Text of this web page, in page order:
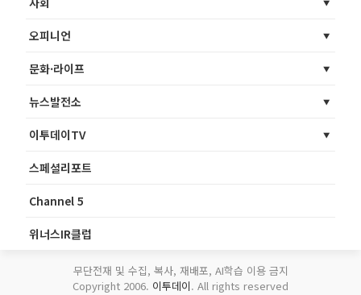
오피니언
문화·라이프
뉴스발전소
이투데이TV
스페셜리포트
Channel 5
위너스IR클럽
무단전재 및 수집, 복사, 재배포, AI학습 이용 금지
Copyright 2006. 이투데이. All rights reserved